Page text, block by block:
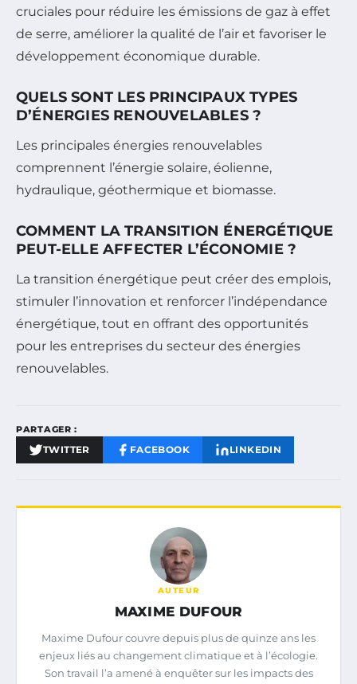
cruciales pour réduire les émissions de gaz à effet
de serre, améliorer la qualité de l’air et favoriser le
développement économique durable.
QUELS SONT LES PRINCIPAUX TYPES
D’ÉNERGIES RENOUVELABLES ?
Les principales énergies renouvelables
comprennent l’énergie solaire, éolienne,
hydraulique, géothermique et biomasse.
COMMENT LA TRANSITION ÉNERGÉTIQUE
PEUT-ELLE AFFECTER L’ÉCONOMIE ?
La transition énergétique peut créer des emplois,
stimuler l’innovation et renforcer l’indépendance
énergétique, tout en offrant des opportunités
pour les entreprises du secteur des énergies
renouvelables.
PARTAGER :
TWITTER FACEBOOK LINKEDIN
AUTEUR
MAXIME DUFOUR
Maxime Dufour couvre depuis plus de quinze ans les
enjeux liés au changement climatique et à l’écologie.
Son travail l’a amené à enquêter sur les impacts des